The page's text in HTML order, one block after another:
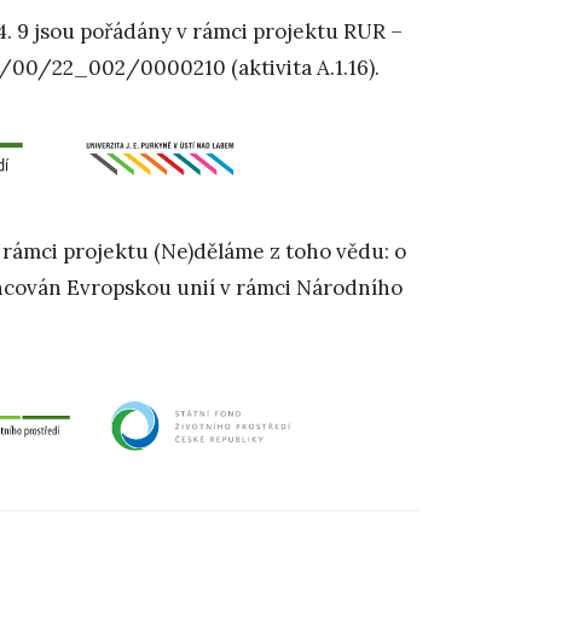
9 jsou pořádány v rámci projektu RUR –
22_002/0000210 (aktivita A.1.16).
projektu (Ne)děláme z toho vědu: o
Evropskou unií v rámci Národního